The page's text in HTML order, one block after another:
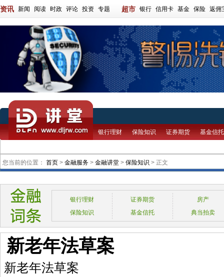
资讯 新闻 阅读 时政 评论 投资 专题 超市 银行 信用卡 基金 保险 返佣
银行理财 保险知识 证券期货 基金信托
您当前的位置： 首页 > 金融服务 > 金融讲堂 > 保险知识 > 正文
银行理财
保险知识
证券期货
基金信托
房产
典当拍卖
新老年法草案
新老年法草案